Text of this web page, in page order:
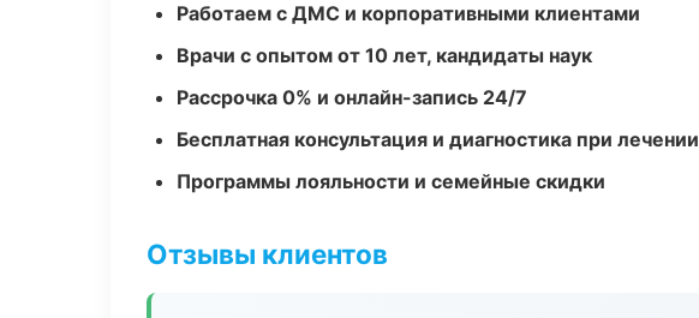
Работаем с ДМС и корпоративными клиентами
Врачи с опытом от 10 лет, кандидаты наук
Рассрочка 0% и онлайн-запись 24/7
Бесплатная консультация и диагностика при лечении
Программы лояльности и семейные скидки
Отзывы клиентов